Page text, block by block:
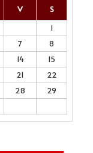
V
S
1
7
8
14
15
21
22
28
29